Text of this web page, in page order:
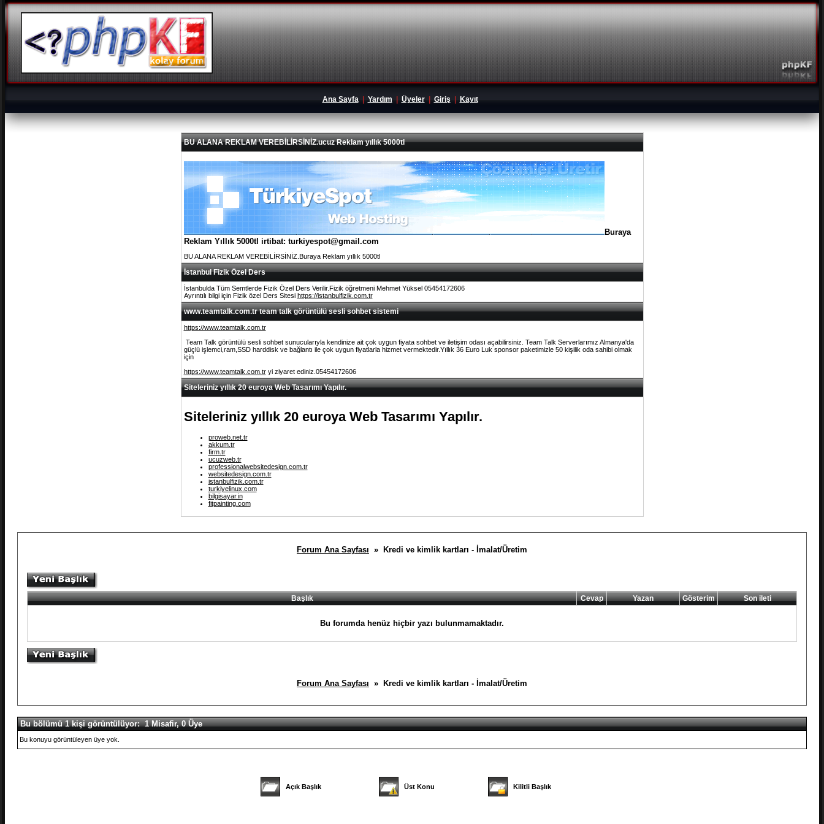
Ana Sayfa| Yardım Üyeler| Giriş| Kayıt
BU ALANA REKLAM VEREBİLİRSİNİZ.ucuz Reklam yıllık 5000tl
Buraya
Reklam Yıllık 5000tl irtibat: turkiyespot@gmail.com
BU ALANA REKLAM VEREBİLİRSİNİZ.Buraya Reklam yıllık 5000tl
İstanbul Fizik Özel Ders
İstanbulda Tüm Semtlerde Fizik Özel Ders Verilir.Fizik öğretmeni Mehmet Yüksel 05454172606
Ayrıntılı bilgi için Fizik özel Ders Sitesi https://istanbulfizik.com.tr
www.teamtalk.com.tr team talk görüntülü sesli sohbet sistemi
https://www.teamtalk.com.tr
Team Talk görüntülü sesli sohbet sunucularıyla kendinize ait çok uygun fiyata sohbet ve iletişim odası açabilirsiniz. Team Talk Serverlarımız Almanya'da
güçlü işlemci,ram,SSD harddisk ve bağlantı ile çok uygun fiyatlarla hizmet vermektedir.Yıllık 36 Euro Luk sponsor paketimizle 50 kişilik oda sahibi olmak
için
https://www.teamtalk.com.tryi ziyaret ediniz.05454172606
Siteleriniz yıllık 20 euroya Web Tasarımı Yapılır.
Siteleriniz yıllık 20 euroya Web Tasarımı Yapılır.
proweb.net.tr
akkum.tr
firm.tr
ucuzweb.tr
professionalwebsitedesign.com.tr
websitedesign.com.tr
istanbulfizik.com.tr
turkiyelinux.com
bilgisayar.in
fitpainting.com
Forum Ana Sayfası » Kredi ve kimlik kartları - İmalat/Üretim
Başlık Cevap Yazan Gösterim Son ileti
Bu forumda henüz hiçbir yazı bulunmamaktadır.
Forum Ana Sayfası » Kredi ve kimlik kartları - İmalat/Üretim
Bu bölümü 1 kişi görüntülüyor: 1 Misafir, 0 Üye
Bu konuyu görüntüleyen üye yok.
Açık Başlık Üst Konu Kilitli Başlık